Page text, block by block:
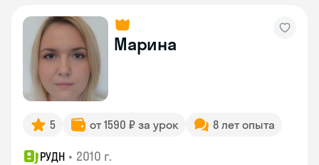
Марина
5 от 1590 ₽ за урок 8 лет опыта
РУДН • 2010 г.